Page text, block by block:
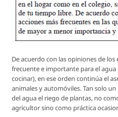
De acuerdo con las opiniones de
frecuente e importante para el agua
cocinar), en ese orden continúa el
animales y automóviles. Tan solo
del agua el riego de plantas, no
agricultor sino como práctica